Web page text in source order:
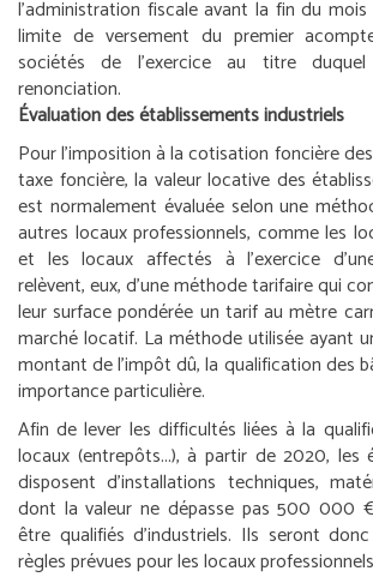
l’administration fiscale avant la fin du
limite de versement du premier
sociétés de l’exercice au titre duquel
renonciation.
Évaluation des établissements industriels
Pour l’imposition à la cotisation foncière
taxe foncière, la valeur locative des
est normalement évaluée selon une
autres locaux professionnels, comme les
et les locaux affectés à l’exercice
relèvent, eux, d’une méthode tarifaire qui
leur surface pondérée un tarif au mètre
marché locatif. La méthode utilisée ayant
montant de l’impôt dû, la qualification des
importance particulière.
Afin de lever les difficultés liées à la
locaux (entrepôts...), à partir de 2020, les
disposent d’installations techniques,
dont la valeur ne dépasse pas 500 000
être qualifiés d’industriels. Ils seront
règles prévues pour les locaux